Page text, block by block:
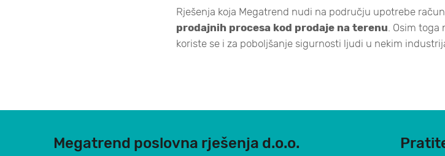
Rješenja koja Megatrend nudi na području upotrebe
prodajnih procesa kod prodaje na terenu. Osim toga
koriste se i za poboljšanje sigurnosti ljudi u nekim
Megatrend poslovna rješenja d.o.o.